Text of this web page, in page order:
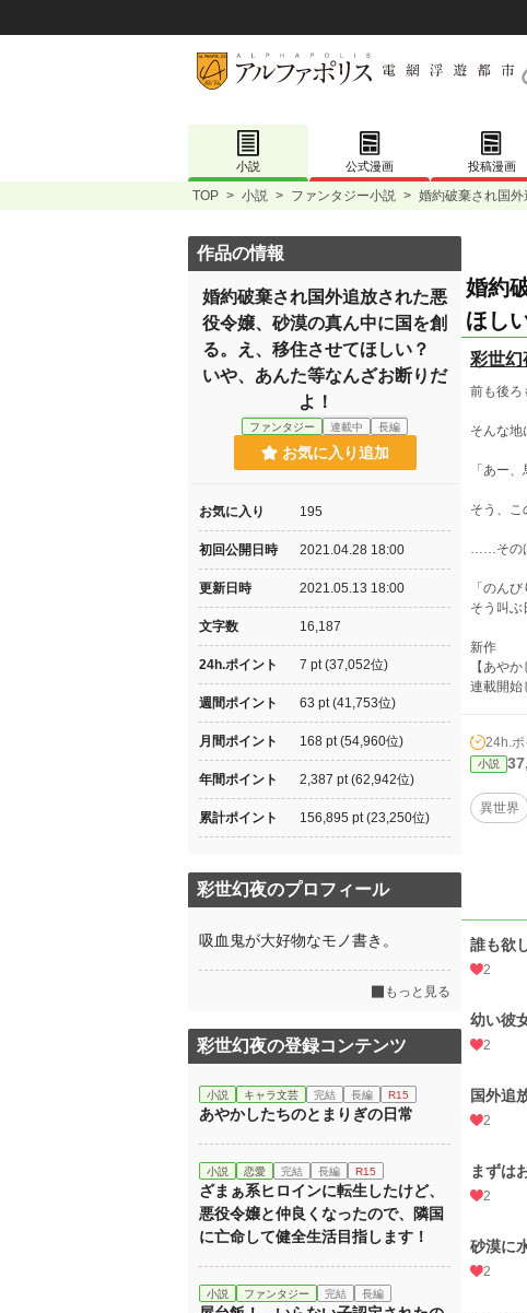
小説 公式漫画 投稿漫画
TOP > 小説 > ファンタジー小説 > 婚約破棄され国
婚約
ほし
彩世幻
前も後ろ
そんな地
「あー
そう、こ
……その
「のん
そう叫
新作
【あや
連載開始
24h.ポ
小説
異世界
誰も欲
2
幼い彼
2
国外追
2
まずは
2
砂漠に
2
作品の情報
婚約破棄され国外追放された悪
役令嬢、砂漠の真ん中に国を創
る。え、移住させてほしい？
いや、あんた等なんざお断りだ
よ！
ファンタジー 連載中 長編
お気に入り追加
お気に入り 195
初回公開日時 2021.04.28 18:00
更新日時 2021.05.13 18:00
文字数 16,187
24h.ポイント 7 pt (37,052位)
週間ポイント 63 pt (41,753位)
月間ポイント 168 pt (54,960位)
年間ポイント 2,387 pt (62,942位)
累計ポイント 156,895 pt (23,250位)
彩世幻夜のプロフィール
吸血鬼が大好物なモノ書き。
もっと見る
彩世幻夜の登録コンテンツ
小説 キャラ文芸 完結 長編 R15
あやかしたちのとまりぎの日常
小説 恋愛 完結 長編 R15
ざまぁ系ヒロインに転生したけど、
悪役令嬢と仲良くなったので、隣国
に亡命して健全生活目指します！
小説 ファンタジー 完結 長編